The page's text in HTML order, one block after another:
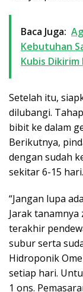
Baca Juga:
Kebutuhan
Kubis
Setelah itu,
dilubangi.
bibit ke dalam
Berikutnya,
dengan sudah
sekitar 6-15 hari.
“Jangan lupa
Jarak
terakhir
subur serta
Hidroponik
setiap hari.
1 ons.